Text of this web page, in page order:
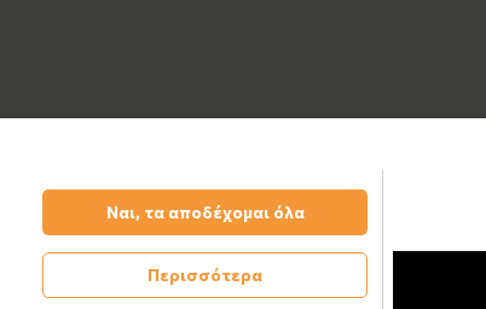
Ναι, τα αποδέχομαι όλα
Περισσότερα